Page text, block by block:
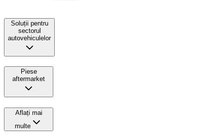
Soluții pentru
sectorul
autovehiculelor
Piese
aftermarket
Aflați mai
multe